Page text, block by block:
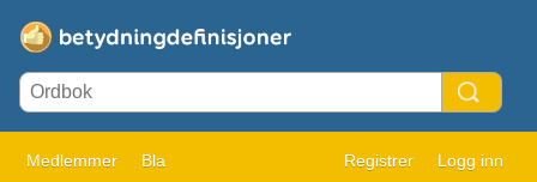
Medlemmer Bla Registrer Logg inn